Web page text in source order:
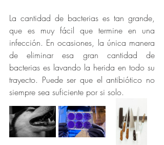
La cantidad de bacterias es tan grande,
que es muy fácil que termine en una
infección. En ocasiones, la única manera
de eliminar esa gran cantidad de
bacterias es lavando la herida en todo su
trayecto. Puede ser que el antibiótico no
siempre sea suficiente por si solo.